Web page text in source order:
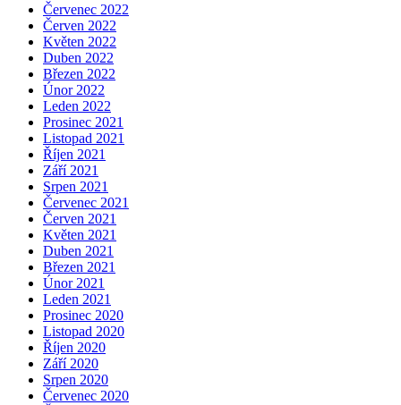
Červenec 2022
Červen 2022
Květen 2022
Duben 2022
Březen 2022
Únor 2022
Leden 2022
Prosinec 2021
Listopad 2021
Říjen 2021
Září 2021
Srpen 2021
Červenec 2021
Červen 2021
Květen 2021
Duben 2021
Březen 2021
Únor 2021
Leden 2021
Prosinec 2020
Listopad 2020
Říjen 2020
Září 2020
Srpen 2020
Červenec 2020